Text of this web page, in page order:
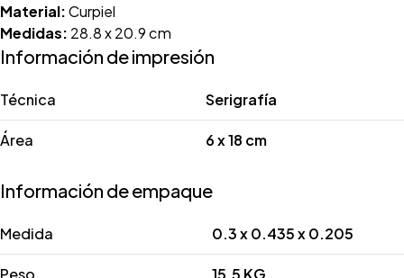
Material:Curpiel
Medidas: 28.8 x 20.9 cm
Información de impresión
Técnica Serigrafía
Área 6 x 18 cm
Información de empaque
Medida 0.3 x 0.435 x 0.205
Peso 15.5 KG